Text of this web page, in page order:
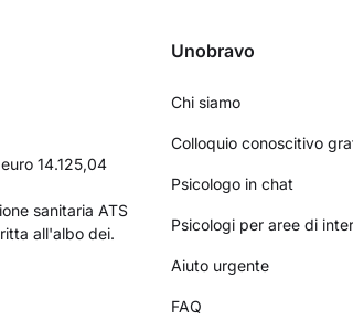
14.125,04
sanitaria ATS
all'albo dei.
Unobravo
Chi siamo
Colloquio conoscitivo
Psicologo in chat
Psicologi per aree di
Aiuto urgente
FAQ